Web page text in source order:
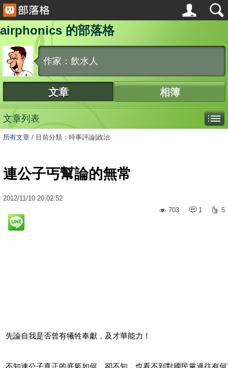
airphonics 的部落格
作家：飲水人
文章 相簿
文章列表
所有文章 / 目前分類：時事評論|政治
連公子丐幫論的無常
2012/11/10 20:02:52
703
1 5
先論自我是否曾有犧牲奉獻，及才華能力！
不知連公子真正的底氣如何，卻不知、也看不到對國民黨過往有